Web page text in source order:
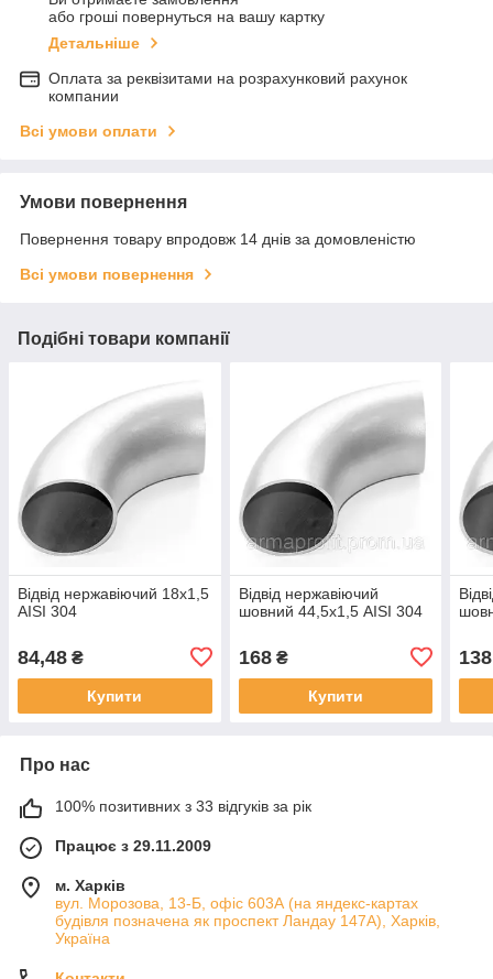
або гроші повернуться на вашу картку
Детальніше
Оплата за реквізитами на розрахунковий рахунок
компании
Всі умови оплати
Умови повернення
Повернення товару впродовж 14 днів за домовленістю
Всі умови повернення
Подібні товари компанії
Відвід нержавіючий 18х1,5
AISI 304
84,48 ₴
Купити
Відвід нержавіючий
шовний 44,5х1,5 AISI 304
168₴
Купити
Про нас
100% позитивних з 33 відгуків за рік
Працює з 29.11.2009
м. Харків
вул. Морозова, 13-Б, офіс 603А (на яндекс-картах
будівля позначена як проспект Ландау 147А), Харків,
Україна